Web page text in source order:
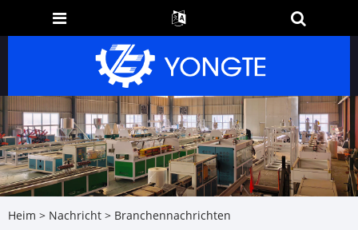
Heim > Nachricht > Branchennachrichten